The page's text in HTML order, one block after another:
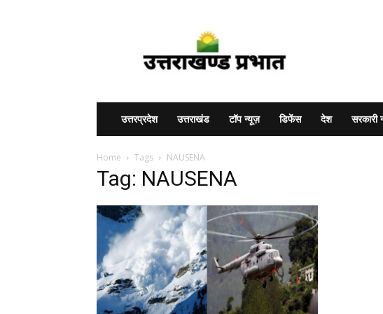
उत्तरप्रदेश उत्तराखंड टॉप न्यूज़ डिफेंस देश सरकारी
Home Tags NAUSENA
Tag: NAUSENA